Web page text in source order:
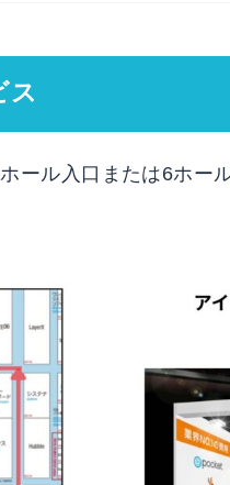
ス
ール入口または6ホー